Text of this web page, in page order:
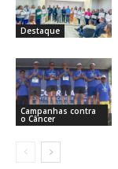
Destaque
Campanhas contra
o Câncer